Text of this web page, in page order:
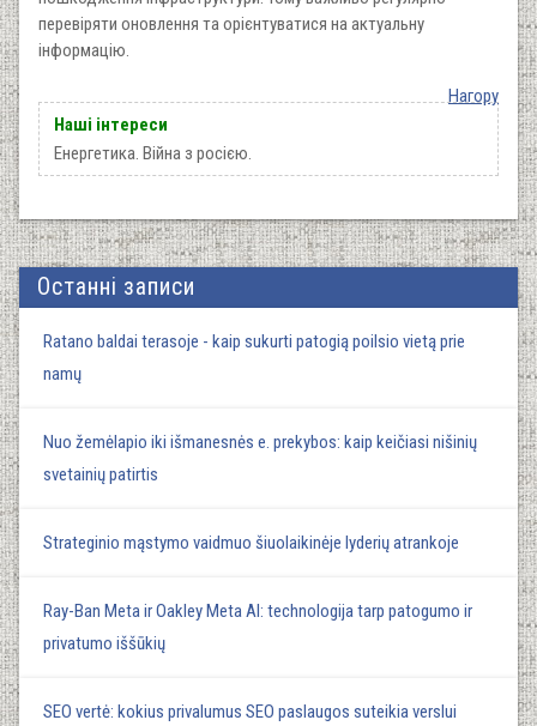
перевіряти оновлення та орієнтуватися на актуальну
інформацію.
Нагору
Наші інтереси
Енергетика. Війна з росією.
Останні записи
Ratano baldai terasoje - kaip sukurti patogią poilsio vietą prie
namų
Nuo žemėlapio iki išmanesnės e. prekybos: kaip keičiasi nišinių
svetainių patirtis
Strateginio mąstymo vaidmuo šiuolaikinėje lyderių atrankoje
Ray-Ban Meta ir Oakley Meta AI: technologija tarp patogumo ir
privatumo iššūkių
SEO vertė: kokius privalumus SEO paslaugos suteikia verslui